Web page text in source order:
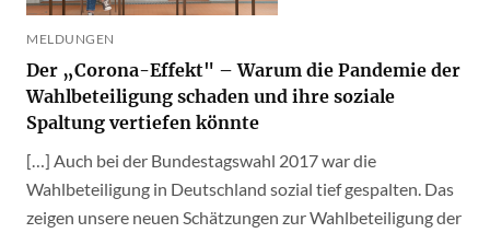
MELDUNGEN
Der „Corona-Effekt" – Warum die Pandemie der
Wahlbeteiligung schaden und ihre soziale
Spaltung vertiefen könnte
[…] Auch bei der Bundestagswahl 2017 war die
Wahlbeteiligung in Deutschland sozial tief gespalten. Das
zeigen unsere neuen Schätzungen zur Wahlbeteiligung der